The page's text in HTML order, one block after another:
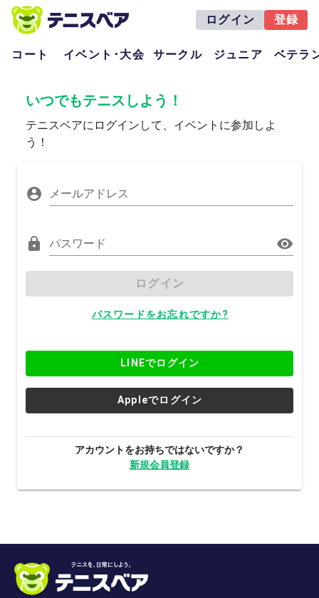
ログイン 登録
コート イベント･大会 サークル ジュニア ベテラ
いつでもテニスしよう！
テニスベアにログインして、イベントに参加しよ
う！
メールアドレス
パスワード
ログイン
パスワードをお忘れですか?
LINEでログイン
Appleでログイン
アカウントをお持ちではないですか？
新規会員登録